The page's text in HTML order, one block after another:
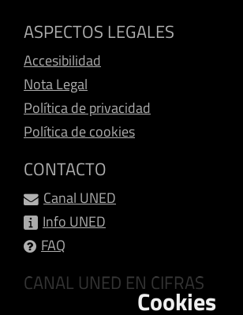
ASPECTOS LEGALES
Accesibilidad
Nota Legal
Política de privacidad
Política de cookies
CONTACTO
Canal UNED
Info UNED
FAQ
CANAL UNED EN CIFRAS
Cookies